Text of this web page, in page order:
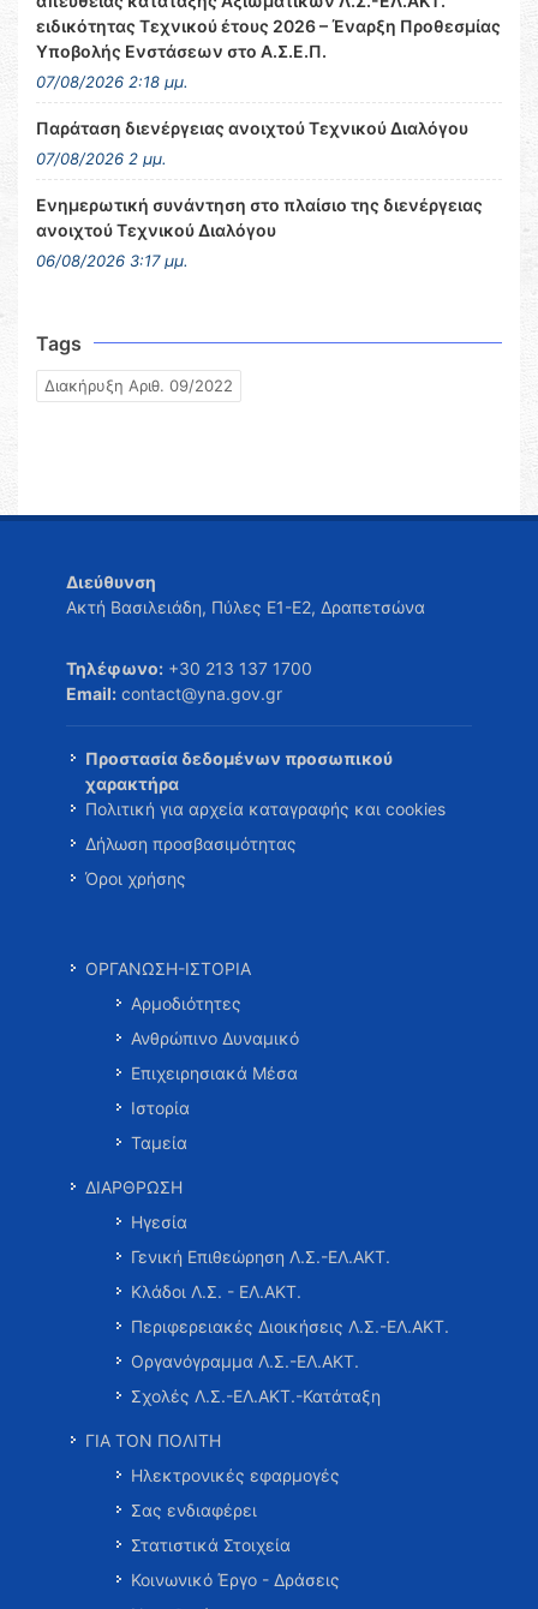
ειδικότητας Τεχνικού έτους 2026 – Έναρξη Προθεσμίας
Υποβολής Ενστάσεων στο Α.Σ.Ε.Π.
07/08/2026 2:18 μμ.
Παράταση διενέργειας ανοιχτού Τεχνικού Διαλόγου
07/08/2026 2 μμ.
Ενημερωτική συνάντηση στο πλαίσιο της διενέργειας
ανοιχτού Τεχνικού Διαλόγου
06/08/2026 3:17 μμ.
Tags
Διακήρυξη Αριθ. 09/2022
Διεύθυνση
Ακτή Βασιλειάδη, Πύλες Ε1-Ε2, Δραπετσώνα
Τηλέφωνο: +30 213 137 1700
Email: contact@yna.gov.gr
Προστασία δεδομένων προσωπικού
χαρακτήρα
Πολιτική για αρχεία καταγραφής και cookies
Δήλωση προσβασιμότητας
Όροι χρήσης
ΟΡΓΑΝΩΣΗ-ΙΣΤΟΡΙΑ
Αρμοδιότητες
Ανθρώπινο Δυναμικό
Επιχειρησιακά Μέσα
Ιστορία
Ταμεία
ΔΙΑΡΘΡΩΣΗ
Ηγεσία
Γενική Επιθεώρηση Λ.Σ.-ΕΛ.ΑΚΤ.
Κλάδοι Λ.Σ. - ΕΛ.ΑΚΤ.
Περιφερειακές Διοικήσεις Λ.Σ.-ΕΛ.ΑΚΤ.
Οργανόγραμμα Λ.Σ.-ΕΛ.ΑΚΤ.
Σχολές Λ.Σ.-ΕΛ.ΑΚΤ.-Κατάταξη
ΓΙΑ ΤΟΝ ΠΟΛΙΤΗ
Ηλεκτρονικές εφαρμογές
Σας ενδιαφέρει
Στατιστικά Στοιχεία
Κοινωνικό Έργο - Δράσεις